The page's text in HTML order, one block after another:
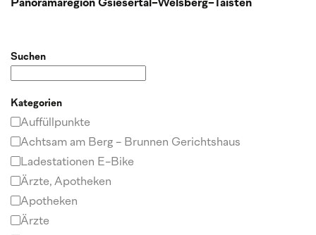
Panoramaregion Gsiesertal-Welsberg-Taisten
Suchen
Kategorien
Auffüllpunkte
Achtsam am Berg - Brunnen Gerichtshaus
Ladestationen E-Bike
Ärzte, Apotheken
Apotheken
Ärzte